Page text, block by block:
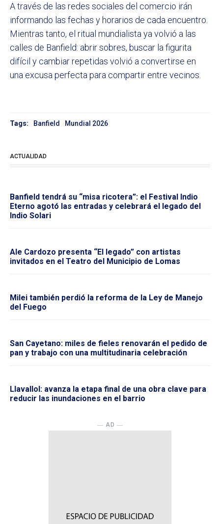
A través de las redes sociales del comercio irán
informando las fechas y horarios de cada encuentro.
Mientras tanto, el ritual mundialista ya volvió a las
calles de Banfield: abrir sobres, buscar la figurita
difícil y cambiar repetidas volvió a convertirse en
una excusa perfecta para compartir entre vecinos.
Tags: Banfield Mundial 2026
ACTUALIDAD
Banfield tendrá su “misa ricotera”: el Festival Indio
Eterno agotó las entradas y celebrará el legado del
Indio Solari
Ale Cardozo presenta “El legado” con artistas
invitados en el Teatro del Municipio de Lomas
Milei también perdió la reforma de la Ley de Manejo
del Fuego
San Cayetano: miles de fieles renovarán el pedido de
pan y trabajo con una multitudinaria celebración
Llavallol: avanza la etapa final de una obra clave para
reducir las inundaciones en el barrio
― AD ―